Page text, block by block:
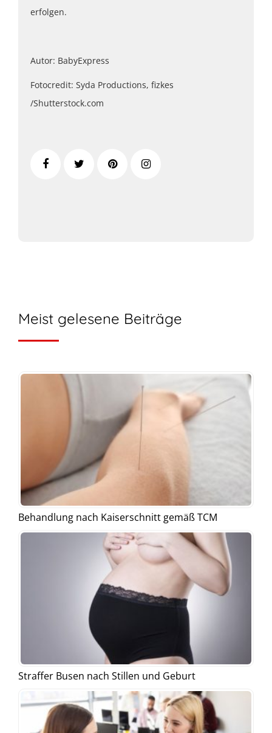
erfolgen.
Autor: BabyExpress
Fotocredit: Syda Productions, fizkes
/Shutterstock.com
Meist gelesene Beiträge
Behandlung nach Kaiserschnitt gemäß TCM
Straffer Busen nach Stillen und Geburt